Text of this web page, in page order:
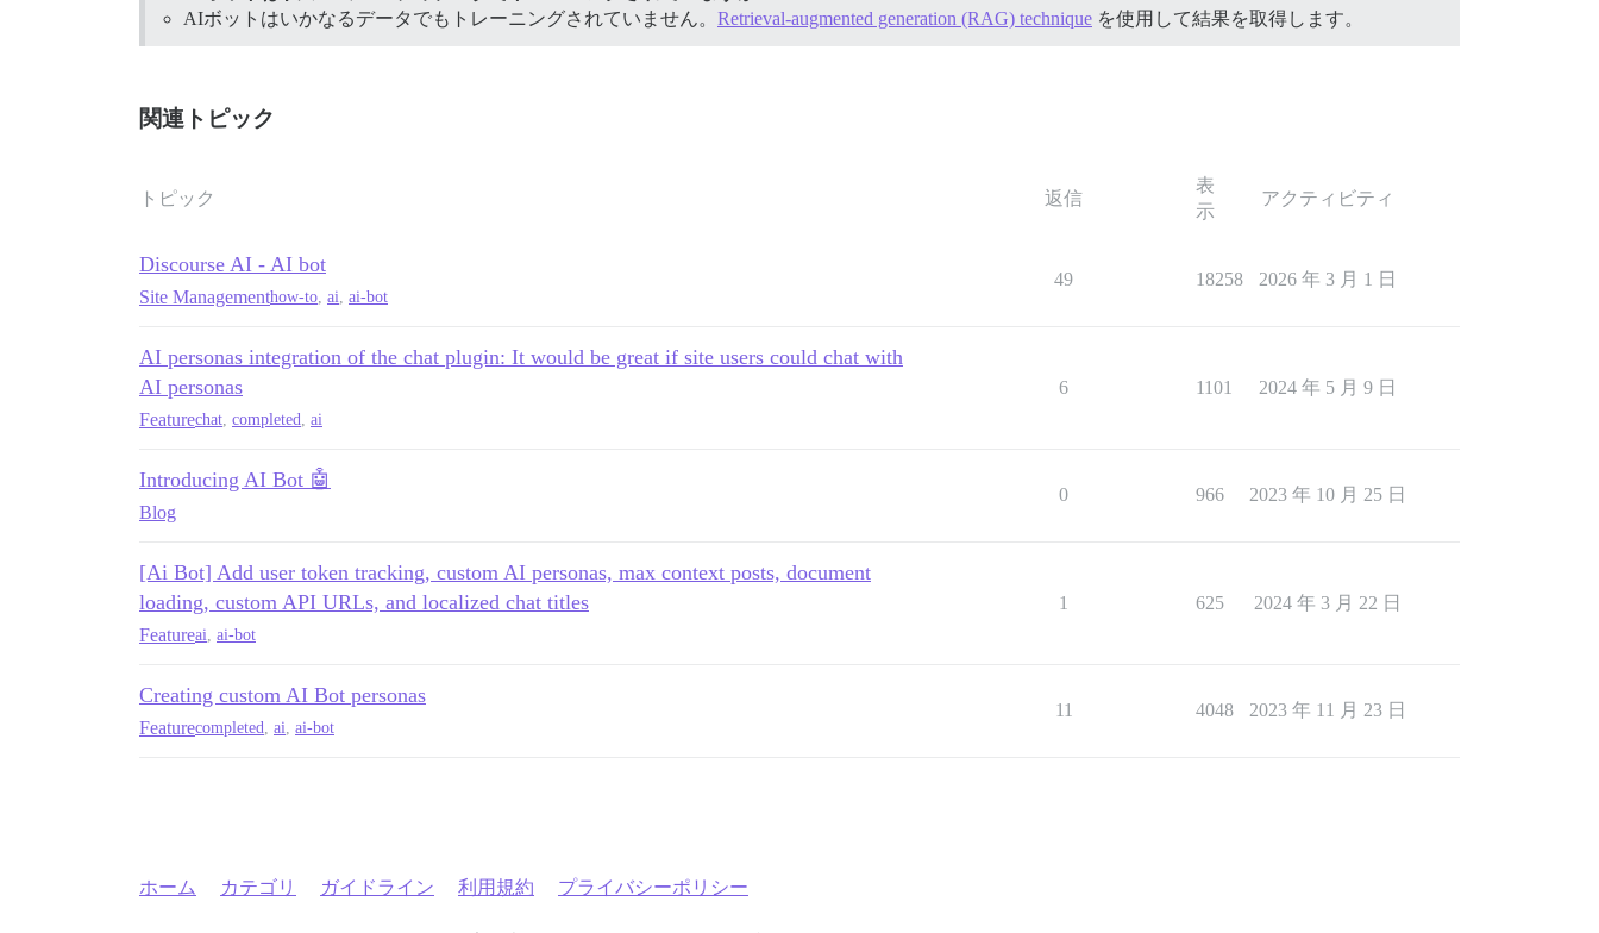
AIボットはいかなるデータでもトレーニングされていません。 Retrieval-augmented generation (RAG) technique を使用して結果を取得します。
関連トピック
トピック 返信
表
示
アクティビティ
Discourse AI - AI bot
Site Managementhow-to, ai, ai-bot
49 18258 2026 年 3 月 1 日
AI personas integration of the chat plugin: It would be great if site users could chat with
AI personas
Featurechat, completed, ai
6 1101 2024 年 5 月 9 日
Introducing AI Bot 🤖
Blog
0 966 2023 年 10 月 25 日
[Ai Bot] Add user token tracking, custom AI personas, max context posts, document
loading, custom API URLs, and localized chat titles
Featureai, ai-bot
1 625 2024 年 3 月 22 日
Creating custom AI Bot personas
Featurecompleted, ai, ai-bot
11 4048 2023 年 11 月 23 日
ホーム カテゴリ ガイドライン 利用規約 プライバシーポリシー